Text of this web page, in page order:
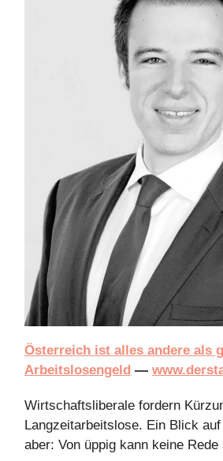
Österreich ist alles andere als
Arbeitslosengeld —
Wirtschaftsliberale fordern
Langzeitarbeitslose. Ein Blick
aber: Von üppig kann keine Rede